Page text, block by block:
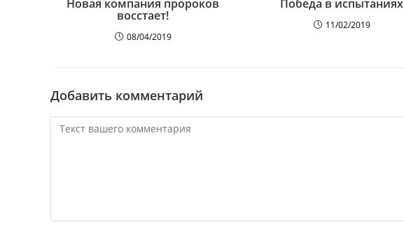
Новая компания пророков
восстает!
08/04/2019
Победа в испытаниях
11/02/2019
Добавить комментарий